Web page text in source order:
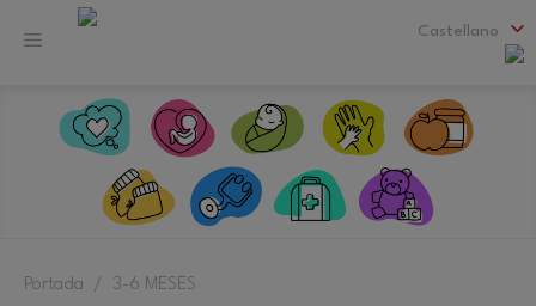
contenido
Menú
Castellano
Portada / 3-6 MESES